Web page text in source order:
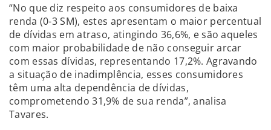
“No que diz respeito aos consumidores de baixa
renda (0-3 SM), estes apresentam o maior percentual
de dívidas em atraso, atingindo 36,6%, e são aqueles
com maior probabilidade de não conseguir arcar
com essas dívidas, representando 17,2%. Agravando
a situação de inadimplência, esses consumidores
têm uma alta dependência de dívidas,
comprometendo 31,9% de sua renda”, analisa
Tavares.